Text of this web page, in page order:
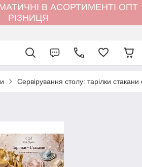
В АСОРТИМЕНТІ ОПТ
РІЗНИЦЯ
Сервірування столу: тарілки